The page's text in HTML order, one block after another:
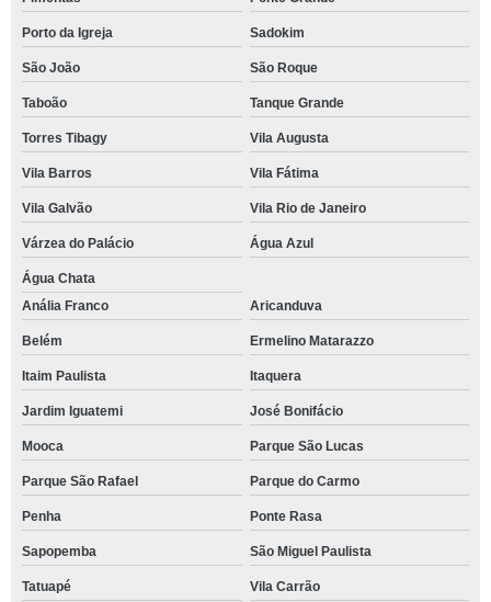
Porto da Igreja Sadokim
São João São Roque
Taboão Tanque Grande
Torres Tibagy Vila Augusta
Vila Barros Vila Fátima
Vila Galvão Vila Rio de Janeiro
Várzea do Palácio Água Azul
Água Chata
Anália Franco
Aricanduva
Belém Ermelino Matarazzo
Itaim Paulista Itaquera
Jardim Iguatemi José Bonifácio
Mooca Parque São Lucas
Parque São Rafael Parque do Carmo
Penha Ponte Rasa
Sapopemba São Miguel Paulista
Tatuapé Vila Carrão